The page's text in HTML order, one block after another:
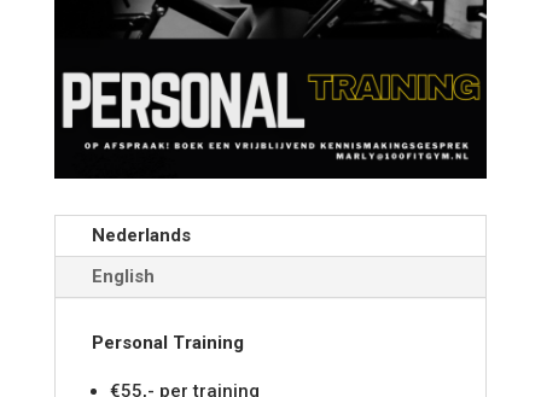
Nederlands
English
Personal Training
€55,- per training